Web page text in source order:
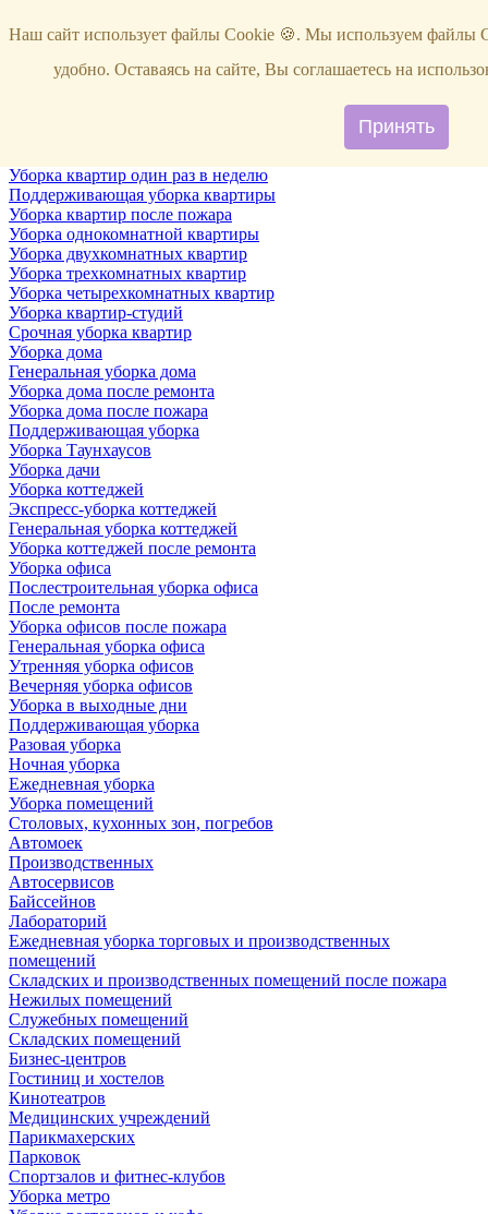
Уборка
Уборка снега
Уборка квартир один раз в неделю
Поддерживающая уборка квартиры
Уборка квартир после пожара
Уборка однокомнатной квартиры
Уборка двухкомнатных квартир
Уборка трехкомнатных квартир
Уборка четырехкомнатных квартир
Уборка квартир-студий
Срочная уборка квартир
Уборка дома
Генеральная уборка дома
Уборка дома после ремонта
Уборка дома после пожара
Поддерживающая уборка
Уборка Таунхаусов
Уборка дачи
Уборка коттеджей
Экспресс-уборка коттеджей
Генеральная уборка коттеджей
Уборка коттеджей после ремонта
Уборка офиса
Послестроительная уборка офиса
После ремонта
Уборка офисов после пожара
Генеральная уборка офиса
Утренняя уборка офисов
Вечерняя уборка офисов
Уборка в выходные дни
Поддерживающая уборка
Разовая уборка
Ночная уборка
Ежедневная уборка
Уборка помещений
Столовых, кухонных зон, погребов
Автомоек
Производственных
Автосервисов
Байссейнов
Лабораторий
Ежедневная уборка торговых и производственных
помещений
Складских и производственных помещений после пожара
Нежилых помещений
Служебных помещений
Складских помещений
Бизнес-центров
Гостиниц и хостелов
Кинотеатров
Медицинских учреждений
Парикмахерских
Парковок
Спортзалов и фитнес-клубов
Уборка метро
Наш сайт использует файлы Cookie 🍪. Мы используем файлы
удобно. Оставаясь на сайте, Вы соглашаетесь на
Принять